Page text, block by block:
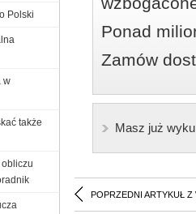
Ponad
Zamów
Masz już
POPRZEDNI ARTYKUŁ Z
Polski
w
także